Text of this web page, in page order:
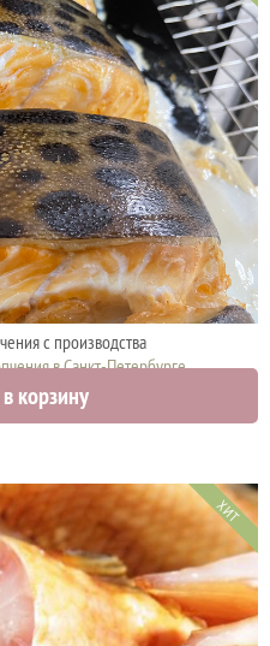
с производства
в Санкт-Петербурге
руб.
корзину
ХИТ